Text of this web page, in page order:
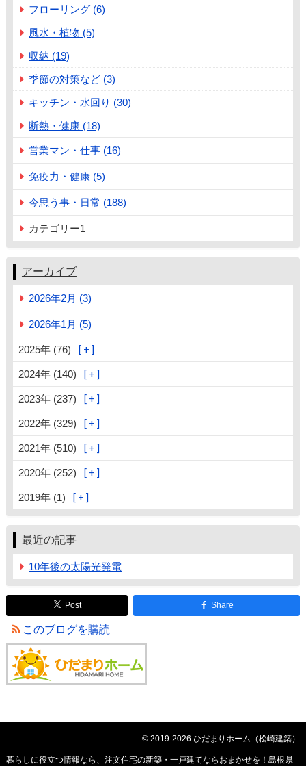
フローリング (6)
風水・植物 (5)
収納 (19)
季節の対策など (3)
キッチン・水回り (30)
断熱・健康 (18)
営業マン・仕事 (16)
免疫力・健康 (5)
今思う事・日常 (188)
カテゴリー1
アーカイブ
2026年2月 (3)
2026年1月 (5)
2025年 (76)
2024年 (140)
2023年 (237)
2022年 (329)
2021年 (510)
2020年 (252)
2019年 (1)
最近の記事
10年後の太陽光発電
Post Share
このブログを購読
© 2019-2026 ひだまりホーム（松崎建築）
暮らしに役立つ情報なら、 注文住宅の新築・一戸建てならおまかせを！島根県